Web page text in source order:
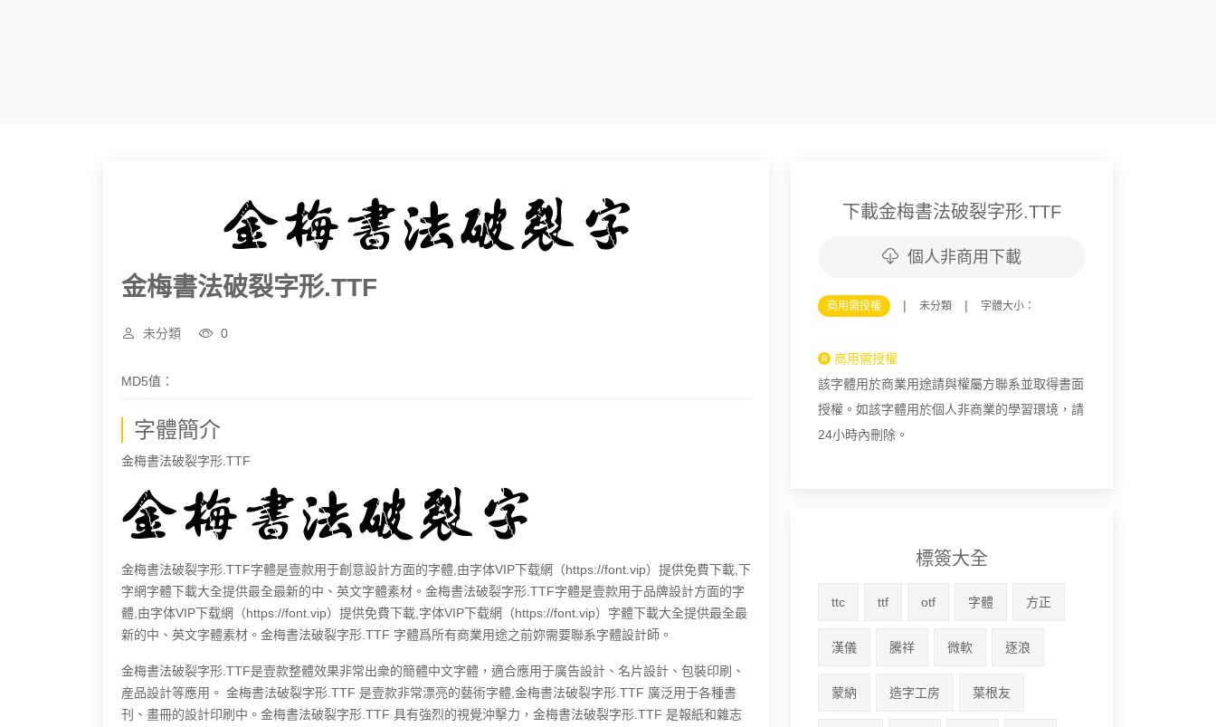
金梅書法破裂字形.TTF
未分類 0
MD5值：
字體簡介
金梅書法破裂字形.TTF
金梅書法破裂字形.TTF字體是壹款用于創意設計方面的字體,由字体VIP下载網（https://font.vip）提供免費下載,下
字網字體下載大全提供最全最新的中、英文字體素材。金梅書法破裂字形.TTF字體是壹款用于品牌設計方面的字
體,由字体VIP下载網（https://font.vip）提供免費下載,字体VIP下载網（https://font.vip）字體下載大全提供最全最
新的中、英文字體素材。金梅書法破裂字形.TTF 字體爲所有商業用途之前妳需要聯系字體設計師。
金梅書法破裂字形.TTF是壹款整體效果非常出衆的簡體中文字體，適合應用于廣告設計、名片設計、包裝印刷、
産品設計等應用。 金梅書法破裂字形.TTF 是壹款非常漂亮的藝術字體,金梅書法破裂字形.TTF 廣泛用于各種書
刊、畫冊的設計印刷中。金梅書法破裂字形.TTF 具有強烈的視覺沖擊力，金梅書法破裂字形.TTF 是報紙和雜志
下載金梅書法破裂字形.TTF
個人非商用下載
商用需授權 | 未分類 | 字體大小：
商用需授權
該字體用於商業用途請與權屬方聯系並取得書面
授權。如該字體用於個人非商業的學習環境，請
24小時內刪除。
標簽大全
ttc ttf otf 字體 方正
漢儀 騰祥 微軟 逐浪
蒙納 造字工房 葉根友